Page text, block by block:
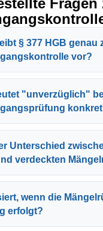
Fragen
§ 377 HGB genau
vor?
"unverzüglich"
Unterschied
verdeckten
wenn die
erfolgt?